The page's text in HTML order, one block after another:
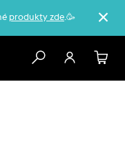
produkty zde.🥳